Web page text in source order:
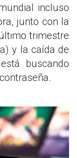
incluso
junto con la
trimestre
y la caída de
buscando